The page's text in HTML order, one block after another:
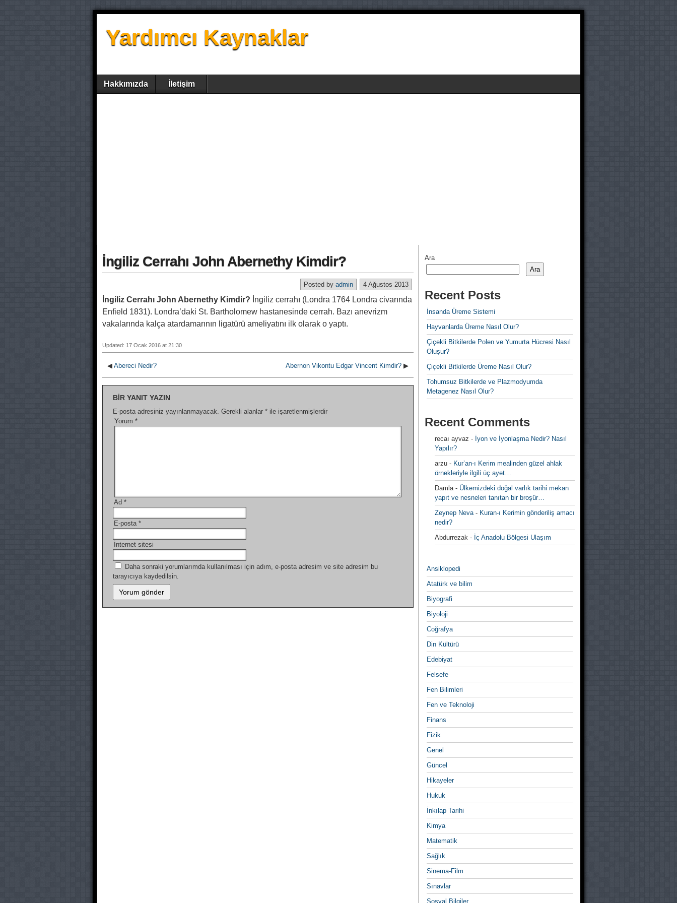
Yardımcı Kaynaklar
Hakkımızda İletişim
İngiliz Cerrahı John Abernethy Kimdir?
4 Ağustos 2013
Posted by admin
İngiliz Cerrahı John Abernethy Kimdir? İngiliz cerrahı (Londra 1764 Londra civarında
Enfield 1831). Londra’daki St. Bartholomew hastanesinde cerrah. Bazı anevrizm
vakalarında kalça atardamarının ligatürü ameliyatını ilk olarak o yaptı.
Updated: 17 Ocak 2016 at 21:30
◀ Abereci Nedir? Abernon Vikontu Edgar Vincent Kimdir? ▶
BIR YANIT YAZIN
E-posta adresiniz yayınlanmayacak. Gerekli alanlar * ile işaretlenmişlerdir
Yorum *
Ad *
E-posta *
İnternet sitesi
Daha sonraki yorumlarımda kullanılması için adım, e-posta adresim ve site adresim bu
tarayıcıya kaydedilsin.
Ara
Ara
Recent Posts
İnsanda Üreme Sistemi
Hayvanlarda Üreme Nasıl Olur?
Çiçekli Bitkilerde Polen ve Yumurta Hücresi Nasıl
Oluşur?
Çiçekli Bitkilerde Üreme Nasıl Olur?
Tohumsuz Bitkilerde ve Plazmodyumda
Metagenez Nasıl Olur?
Recent Comments
recaı ayvaz - İyon ve İyonlaşma Nedir? Nasıl
Yapılır?
arzu - Kur’an-ı Kerim mealinden güzel ahlak
örnekleriyle ilgili üç ayet…
Damla- Ülkemizdeki doğal varlık tarihi mekan
yapıt ve nesneleri tanıtan bir broşür…
Zeynep Neva- Kuran-ı Kerimin gönderiliş amacı
nedir?
Abdurrezak - İç Anadolu Bölgesi Ulaşım
Ansiklopedi
Atatürk ve bilim
Biyografi
Biyoloji
Coğrafya
Din Kültürü
Edebiyat
Felsefe
Fen Bilimleri
Fen ve Teknoloji
Finans
Fizik
Genel
Güncel
Hikayeler
Hukuk
İnkılap Tarihi
Kimya
Matematik
Sağlık
Sinema-Film
Sınavlar
Sosyal Bilgiler